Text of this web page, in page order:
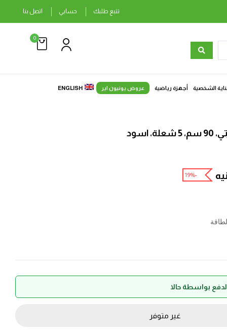
تتبع طلبك حسابي اتصل بنا
0
الشخصية أجهزة رياضية عروض يونيون اير ENGLISH
-19%
غير متوفر